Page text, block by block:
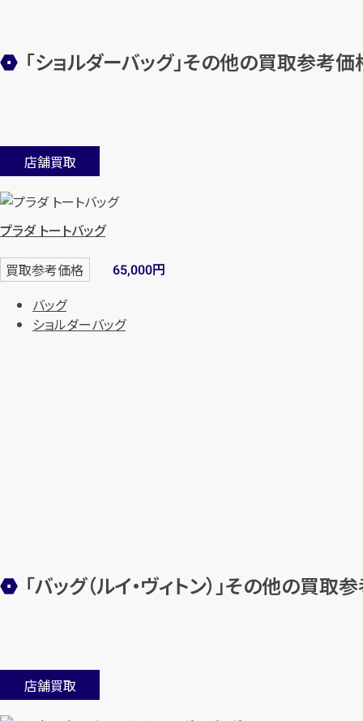
「ショルダーバッグ」その他の買取参考価
店舗買取
プラダ トートバッグ
買取参考価格 65,000円
バッグ
ショルダーバッグ
「バッグ（ルイ・ヴィトン）」その他の買取
店舗買取